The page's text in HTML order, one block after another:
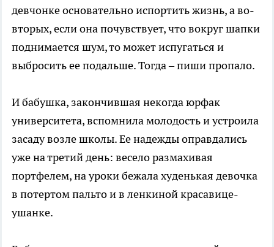
девчонке основательно испортить жизнь, а во-
вторых, если она почувствует, что вокруг шапки
поднимается шум, то может испугаться и
выбросить ее подальше. Тогда – пиши пропало.
И бабушка, закончившая некогда юрфак
университета, вспомнила молодость и устроила
засаду возле школы. Ее надежды оправдались
уже на третий день: весело размахивая
портфелем, на уроки бежала худенькая девочка
в потертом пальто и в ленкиной красавице-
ушанке.